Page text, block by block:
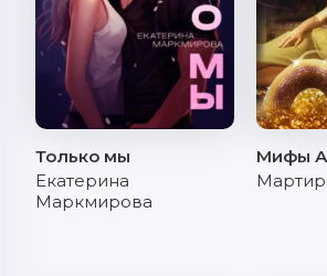
Только мы
Екатерина
Маркмирова
Мифы